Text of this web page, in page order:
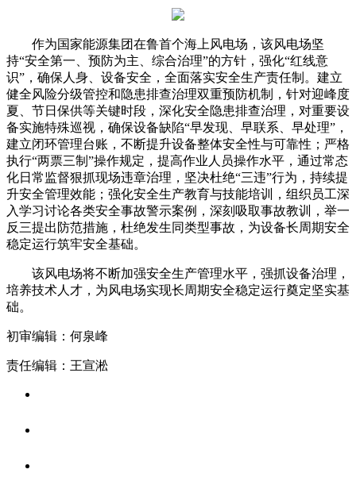
作为国家能源集团在鲁首个海上风电场，该风电场坚
持“安全第一、预防为主、综合治理”的方针，强化“红线意
识”，确保人身、设备安全，全面落实安全生产责任制。建立
健全风险分级管控和隐患排查治理双重预防机制，针对迎峰度
夏、节日保供等关键时段，深化安全隐患排查治理，对重要设
备实施特殊巡视，确保设备缺陷“早发现、早联系、早处理”，
建立闭环管理台账，不断提升设备整体安全性与可靠性；严格
执行“两票三制”操作规定，提高作业人员操作水平，通过常态
化日常监督狠抓现场违章治理，坚决杜绝“三违”行为，持续提
升安全管理效能；强化安全生产教育与技能培训，组织员工深
入学习讨论各类安全事故警示案例，深刻吸取事故教训，举一
反三提出防范措施，杜绝发生同类型事故，为设备长周期安全
稳定运行筑牢安全基础。
该风电场将不断加强安全生产管理水平，强抓设备治理，
培养技术人才，为风电场实现长周期安全稳定运行奠定坚实基
础。
初审编辑：何泉峰
责任编辑：王宣淞